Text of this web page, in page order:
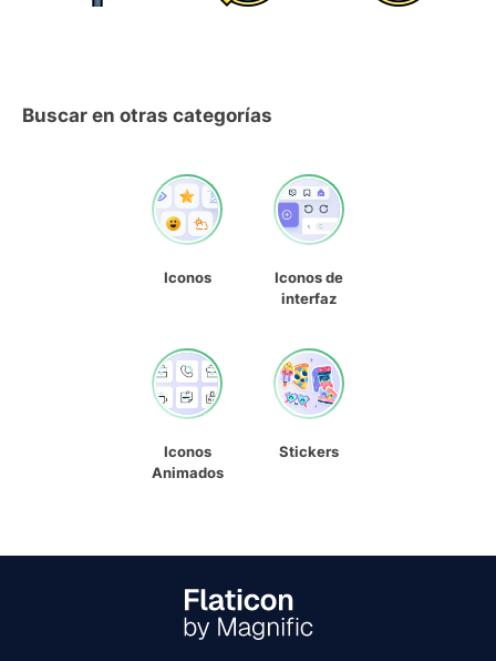
Buscar en otras categorías
Iconos
Iconos de
interfaz
Iconos
Animados
Stickers